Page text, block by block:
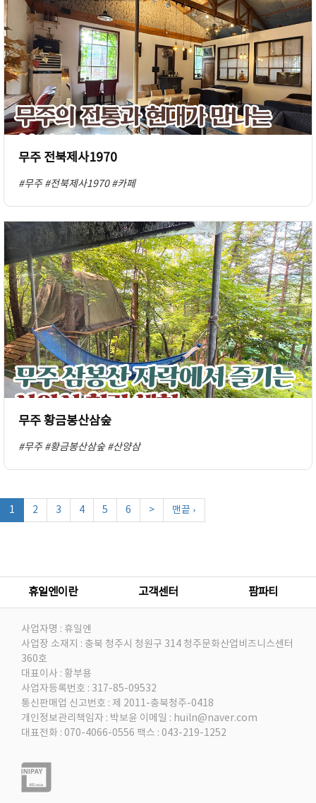
무주 전북제사1970
#무주 #전북제사1970 #카페
무주 황금봉산삼숲
#무주 #황금봉산삼숲 #산양삼
1 2 3 4 5 6 > 맨끝 ›
휴일엔이란 고객센터 팜파티
사업자명 : 휴일엔
사업장 소재지 : 충북 청주시 청원구 314 청주문화산업비즈니스센터
360호
대표이사 : 황부용
사업자등록번호 : 317-85-09532
통신판매업 신고번호 : 제 2011-충북청주-0418
개인정보관리책임자 : 박보윤 이메일 : huiln@naver.com
대표전화 : 070-4066-0556 팩스 : 043-219-1252